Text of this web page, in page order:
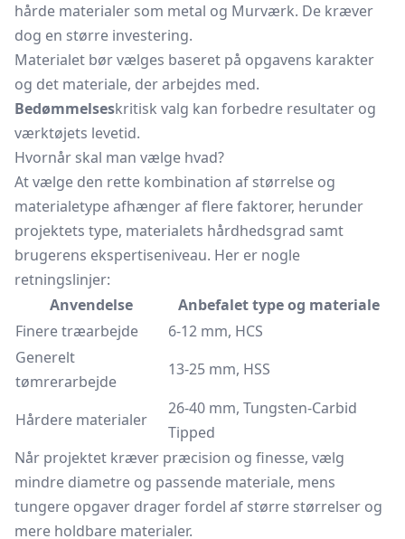
hårde materialer som metal og Murværk. De kræver
dog en større investering.
Materialet bør vælges baseret på opgavens karakter
og det materiale, der arbejdes med.
Bedømmelseskritisk valg kan forbedre resultater og
værktøjets levetid.
Hvornår skal man vælge hvad?
At vælge den rette kombination af størrelse og
materialetype afhænger af flere faktorer, herunder
projektets type, materialets hårdhedsgrad samt
brugerens ekspertiseniveau. Her er nogle
retningslinjer:
Anvendelse
Anbefalet type og materiale
Finere træarbejde
6-12 mm, HCS
Generelt
tømrerarbejde
13-25 mm, HSS
Hårdere materialer
26-40 mm, Tungsten-Carbid
Tipped
Når projektet kræver præcision og finesse, vælg
mindre diametre og passende materiale, mens
tungere opgaver drager fordel af større størrelser og
mere holdbare materialer.